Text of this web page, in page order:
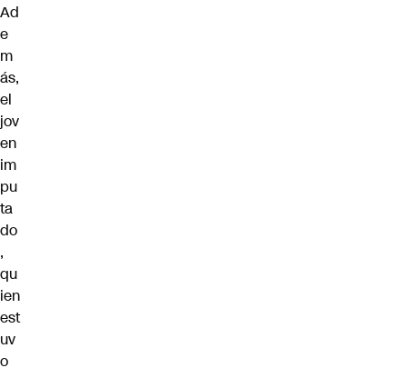
Ad
e
m
ás,
el
jov
en
im
pu
ta
do
,
qu
ien
est
uv
o